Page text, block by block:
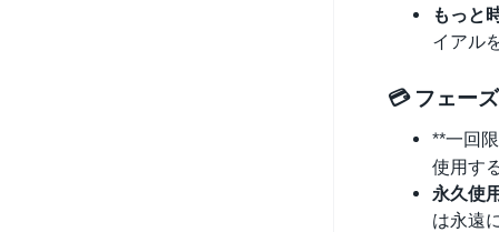
もっと
イアル
💳 フェー
**一回
使用す
永久使
は永遠